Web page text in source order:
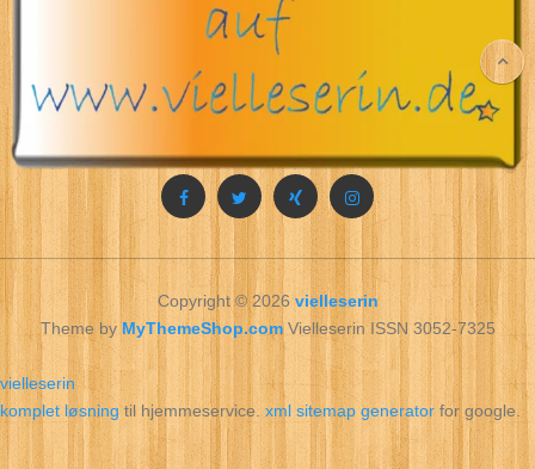
Copyright © 2026vielleserin
Theme by MyThemeShop.comVielleserin ISSN 3052-7325
vielleserin
komplet løsningtil hjemmeservice.xml sitemap generatorfor google.